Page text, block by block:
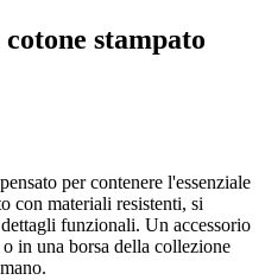
stampato
per contenere l'essenziale
con materiali resistenti, si
funzionali. Un accessorio
in una borsa della collezione